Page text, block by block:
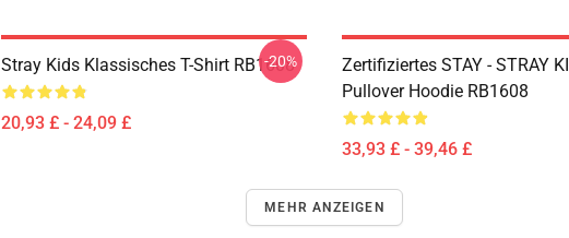
Stray Kids Klassisches T-Shirt RB1608
20,93 £ - 24,09 £
-20%
Zertifiziertes STAY - STRAY
Pullover Hoodie RB1608
33,93 £ - 39,46 £
MEHR ANZEIGEN